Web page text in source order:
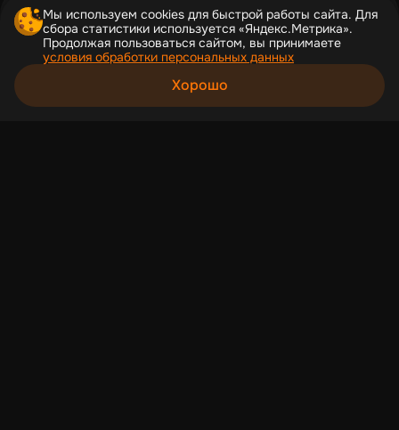
Мы используем cookies для быстрой работы сайта. Для
сбора статистики используется «Яндекс.Метрика».
Продолжая пользоваться сайтом, вы принимаете
условия обработки персональных данных
Хорошо
Каталог Акции Профиль
Карина Сапарбаева
10.07.2026
много раз делала заказы, роллы всегда свежие,
спасибо за работу!
Состав заказа:
Филадельфия Лайт
Гринч